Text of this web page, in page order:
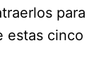
para
estas cinco